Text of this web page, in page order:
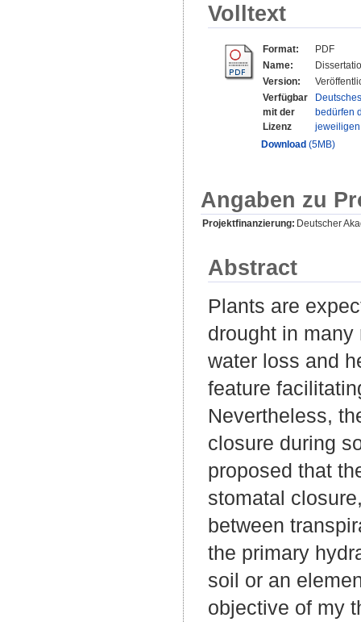
Volltext
Format:
PDF
Name:
Version:
Verfügbar
mit der
Lizenz
bedürfen
Download (5MB)
Angaben zu
Projektfinanzierung: Deutscher
Abstract
Plants are
drought in
water loss and
feature
Nevertheless,
closure during
proposed that
stomatal
between
the primary
soil or an
objective of my